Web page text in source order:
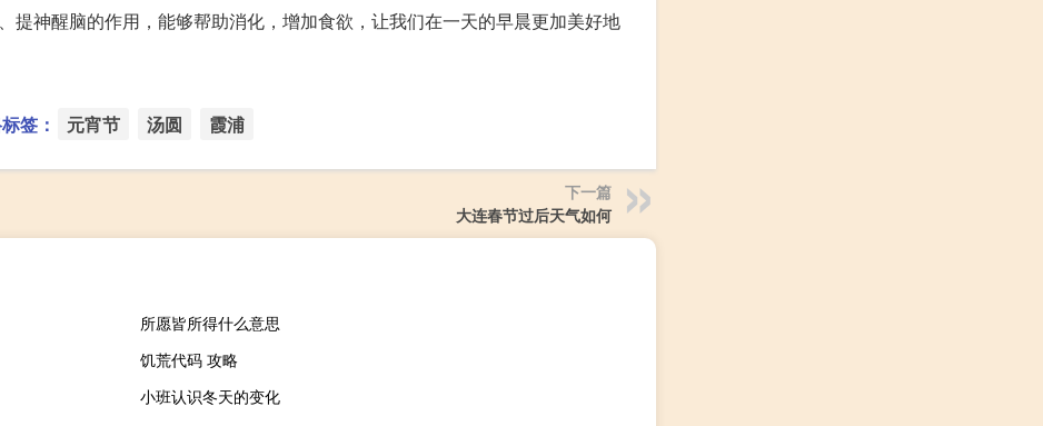
提神醒脑的作用，能够帮助消化，增加食欲，让我们在一天的早晨更加美好地
签： 元宵节 汤圆 霞浦
下一篇
大连春节过后天气如何
所愿皆所得什么意思
饥荒代码 攻略
小班认识冬天的变化